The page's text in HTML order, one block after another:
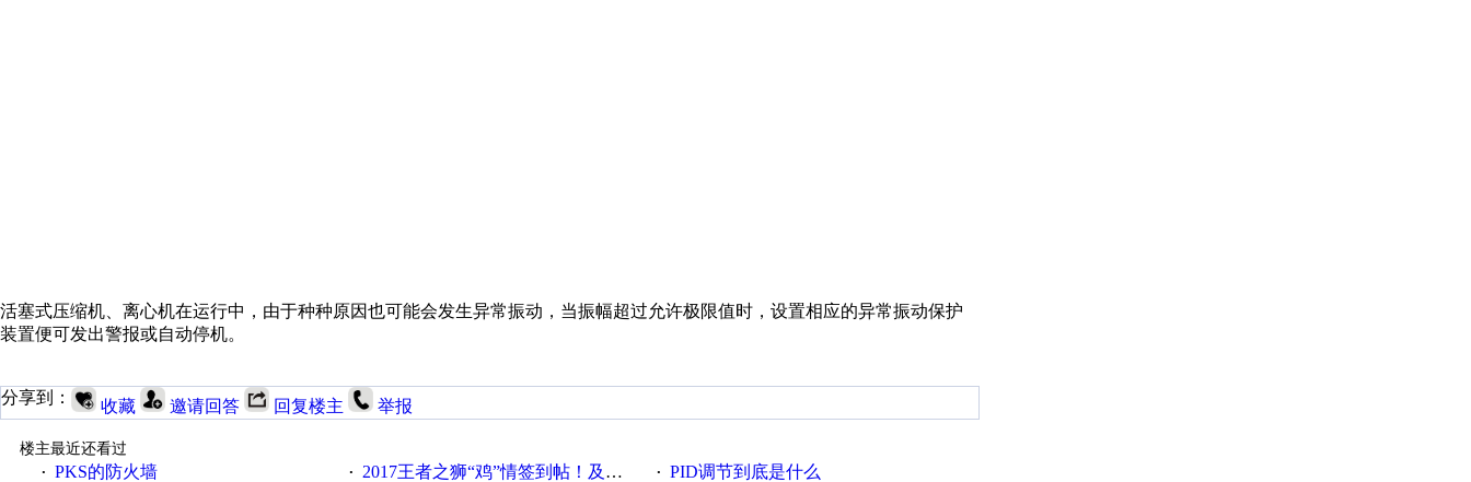
活塞式压缩机、离心机在运行中，由于种种原因也可能会发生异常振动，当振幅超过允许极限值时，设置相应的异常振动保护
装置便可发出警报或自动停机。
分享到： 收藏 邀请回答 回复楼主 举报
楼主最近还看过
· PKS的防火墙 · 2017王者之狮“鸡”情签到帖！及时更新在线研讨会预告 · PID调节到底是什么